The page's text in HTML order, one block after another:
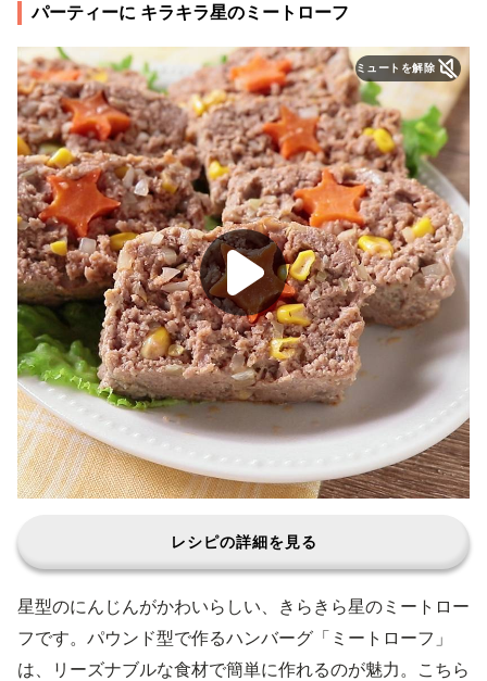
パーティーに キラキラ星のミートローフ
ミュートを解除
レシピの詳細を見る
星型のにんじんがかわいらしい、きらきら星のミートロー
フです。パウンド型で作るハンバーグ「ミートローフ」
は、リーズナブルな食材で簡単に作れるのが魅力。こちら